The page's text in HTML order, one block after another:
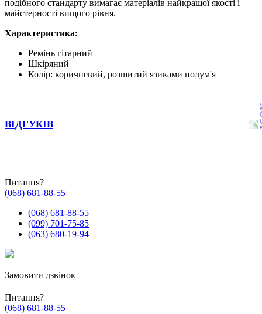
подібного стандарту вимагає матеріалів найкращої якості і
майстерності вищого рівня.
Характеристика:
Ремінь гітарний
Шкіряний
Колір: коричневий, розшитий язиками полум'я
ВІДГУКІВ
Питання?
(068) 681-88-55
(068) 681-88-55
(099) 701-75-85
(063) 680-19-94
Замовити дзвінок
Питання?
(068) 681-88-55